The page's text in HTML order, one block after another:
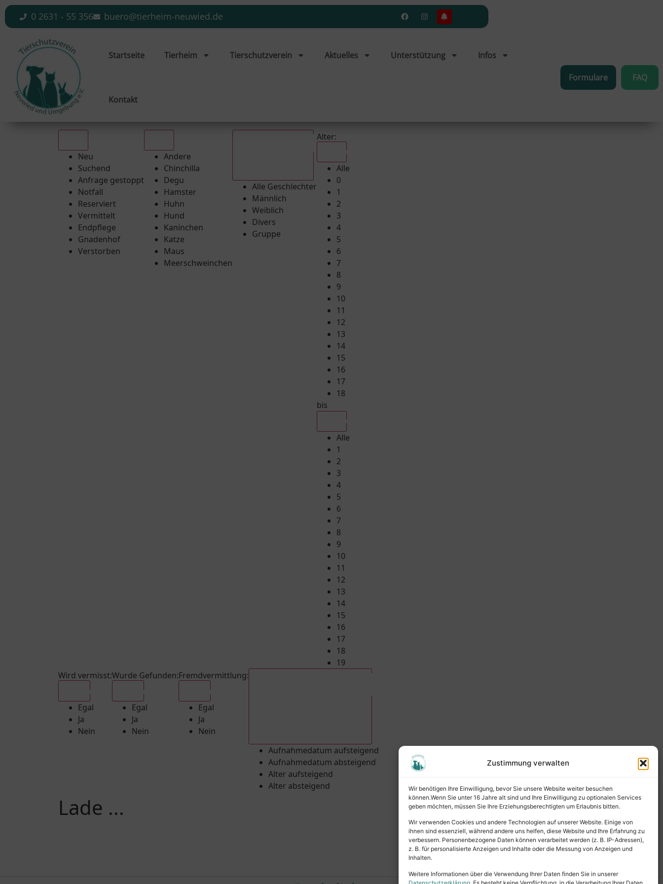
Zustimmung verwalten
Wir benötigen Ihre Einwilligung, bevor Sie unsere Website weiter besuchen
können.Wenn Sie unter 16 Jahre alt sind und Ihre Einwilligung zu optionalen Services
geben möchten, müssen Sie Ihre Erziehungsberechtigten um Erlaubnis bitten.
Wir verwenden Cookies und andere Technologien auf unserer Website. Einige von
ihnen sind essenziell, während andere uns helfen, diese Website und Ihre Erfahrung zu
verbessern. Personenbezogene Daten können verarbeitet werden (z. B. IP-Adressen),
z. B. für personalisierte Anzeigen und Inhalte oder die Messung von Anzeigen und
Inhalten.
Weitere Informationen über die Verwendung Ihrer Daten finden Sie in unserer
0 2631 - 55 356 buero@tierheim-neuwied.de
Startseite Tierheim Tierschutzverein Aktuelles Unterstützung Infos
Kontakt
Formulare FAQ
Neu
Suchend
Anfrage gestoppt
Notfall
Reserviert
Vermittelt
Endpflege
Gnadenhof
Verstorben
Andere
Chinchilla
Degu
Hamster
Huhn
Hund
Kaninchen
Katze
Maus
Meerschweinchen
Alle Geschlechter
Männlich
Weiblich
Divers
Gruppe
Alter:
Alle
0
1
2
3
4
5
6
7
8
9
10
11
12
13
14
15
16
17
18
bis
Alle
1
2
3
4
5
6
7
8
9
10
11
12
13
14
15
16
17
18
19
Wird vermisst:
Egal
Ja
Nein
Wurde Gefunden:
Egal
Ja
Nein
Fremdvermittlung:
Egal
Ja
Nein
Aufnahmedatum aufsteigend
Aufnahmedatum absteigend
Alter aufsteigend
Alter absteigend
Lade ...